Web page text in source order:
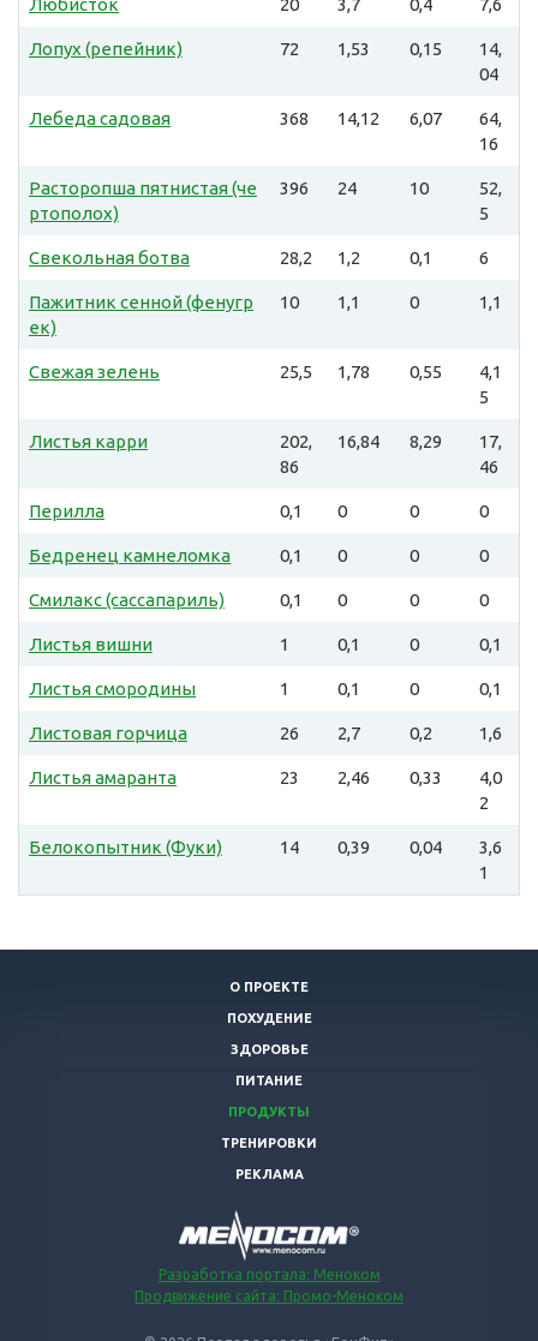
Лопух (репейник) 72 1,53 0,15
14,
04
Лебеда садовая 368 14,12 6,07
64,
16
Расторопша пятнистая (че
ртополох)
396 24 10
52,
5
Свекольная ботва 28,2 1,2 0,1 6
Пажитник сенной (фенугр
ек)
10 1,1 0 1,1
Свежая зелень 25,5 1,78 0,55
4,1
5
Листья карри
202,
86
16,84 8,29
17,
46
Перилла 0,1 0 0 0
Бедренец камнеломка 0,1 0 0 0
Смилакс (сассапариль) 0,1 0 0 0
Листья вишни 1 0,1 0 0,1
Листья смородины 1 0,1 0 0,1
Листовая горчица 26 2,7 0,2 1,6
Листья амаранта 23 2,46 0,33
4,0
2
Белокопытник (Фуки) 14 0,39 0,04
3,6
1
О ПРОЕКТЕ
ПОХУДЕНИЕ
ЗДОРОВЬЕ
ПИТАНИЕ
ПРОДУКТЫ
ТРЕНИРОВКИ
РЕКЛАМА
Разработка портала: Меноком
Продвижение сайта: Промо-Меноком